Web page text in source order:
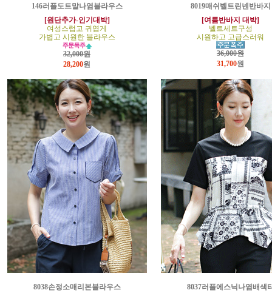
146러플도트말나염블라우스
[원단추가-인기대박]
여성스럽고 귀엽게
가볍고 시원한 블라우스
32,000원
28,200원
8019매쉬벨트린넨반바지
[여름반바지 대박]
벨트세트구성
시원하고 고급스러워
36,000원
31,700원
8038손정소매리본블라우스
8037러플에스닉나염배색